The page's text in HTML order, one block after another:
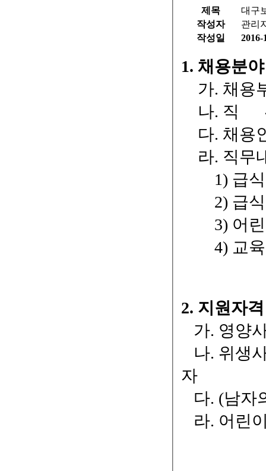
제목
대구
작성자
관리
작성일
2016-
1. 채용분
가. 채용
나. 직
다. 채용
라. 직무
1) 급식
2) 급식
3) 어린
4) 교육
2. 지원자격
가. 영양
나. 위생
자
다. (남자
라. 어린